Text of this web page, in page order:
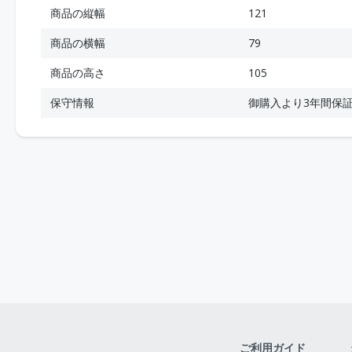
商品の縦幅
121
商品の横幅
79
商品の高さ
105
保守情報
御購入より3年間保
ご利用ガイド